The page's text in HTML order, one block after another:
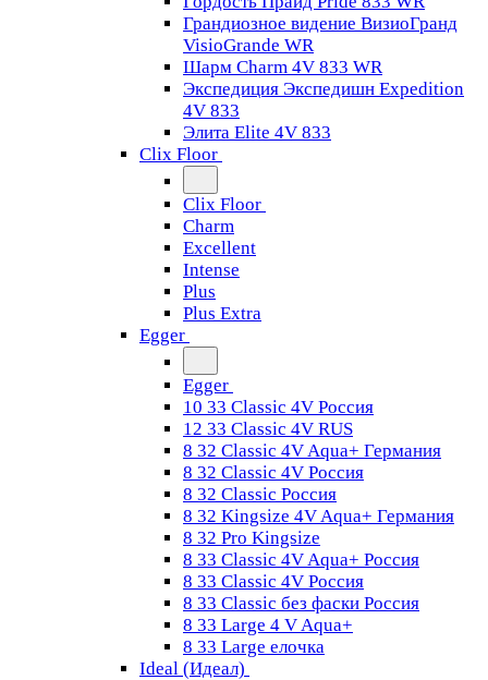
Грандиозное видение ВизиоГранд
VisioGrande WR
Шарм Charm 4V 833 WR
Экспедиция Экспедишн Expedition
4V 833
Элита Elite 4V 833
Clix Floor
Clix Floor
Charm
Excellent
Intense
Plus
Plus Extra
Egger
Egger
10 33 Classic 4V Россия
12 33 Classic 4V RUS
8 32 Classic 4V Aqua+ Германия
8 32 Classic 4V Россия
8 32 Classic Россия
8 32 Kingsize 4V Aqua+ Германия
8 32 Pro Kingsize
8 33 Classic 4V Aqua+ Россия
8 33 Classic 4V Россия
8 33 Classic без фаски Россия
8 33 Large 4 V Aqua+
8 33 Large елочка
Ideal (Идеал)